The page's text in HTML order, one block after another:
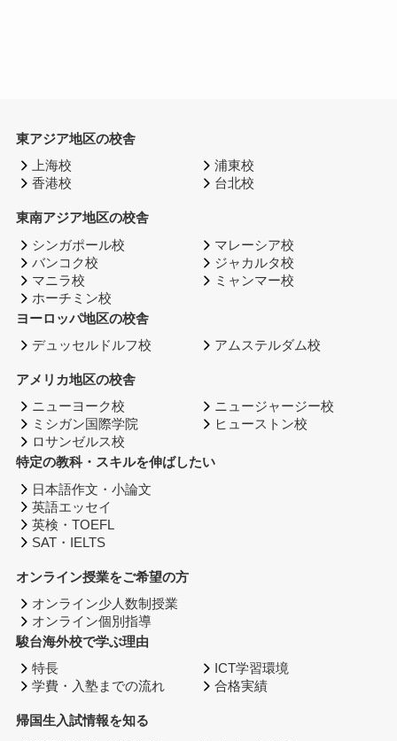
東アジア地区の校舎
上海校
香港校
浦東校
台北校
東南アジア地区の校舎
シンガポール校
バンコク校
マニラ校
ホーチミン校
マレーシア校
ジャカルタ校
ミャンマー校
ヨーロッパ地区の校舎
デュッセルドルフ校
アムステルダム校
アメリカ地区の校舎
ニューヨーク校
ミシガン国際学院
ロサンゼルス校
ニュージャージー校
ヒューストン校
特定の教科・スキルを伸ばしたい
日本語作文・小論文
英語エッセイ
英検・TOEFL
SAT・IELTS
オンライン授業をご希望の方
オンライン少人数制授業
オンライン個別指導
駿台海外校で学ぶ理由
特長
学費・入塾までの流れ
ICT学習環境
合格実績
帰国生入試情報を知る